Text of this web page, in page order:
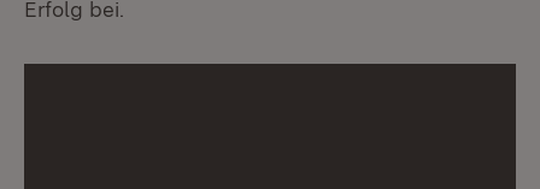
Erfolg bei.